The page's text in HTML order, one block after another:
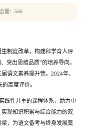
量： 556
制度改革，构建科学育人评
突出思维品质”的培养导向，
语文素养提升营。2024年、
高度评价。
践性并重的课程体系，助力中
现知识积累与综合能力的双
，为语文备考与终身发展奠